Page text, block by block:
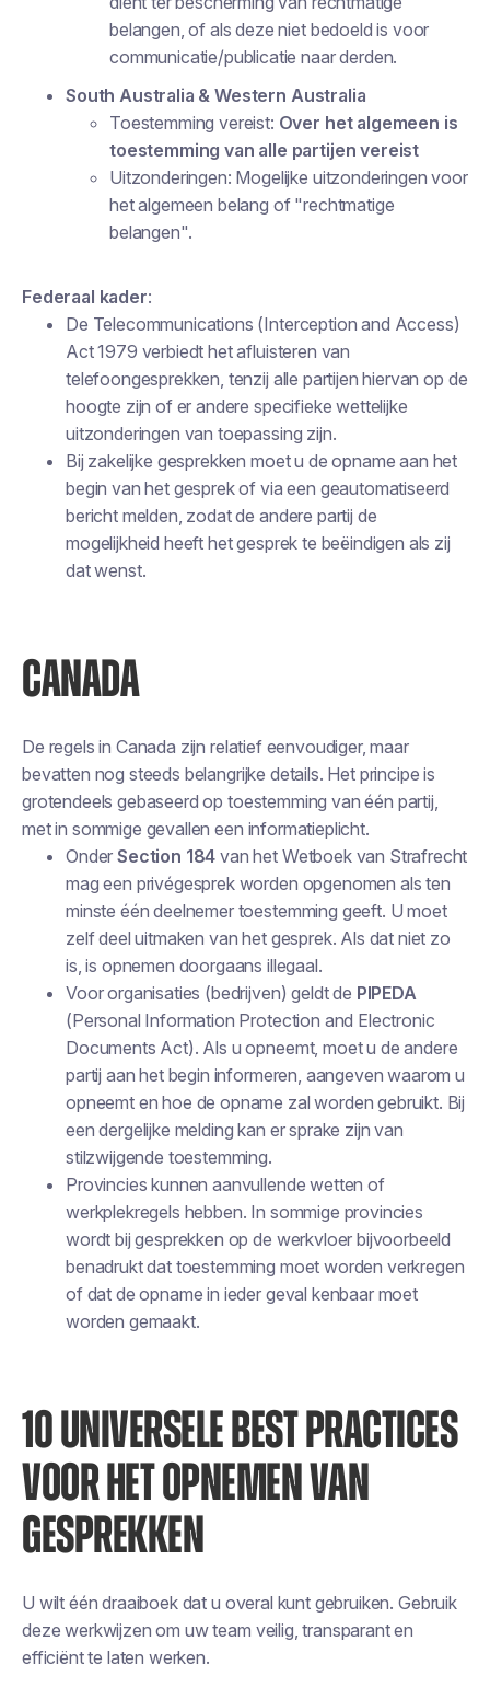
belangen, of als deze niet bedoeld is voor
communicatie/publicatie naar derden.
South Australia & Western Australia
Toestemming vereist: Over het algemeen is
toestemming van alle partijen vereist
Uitzonderingen: Mogelijke uitzonderingen voor
het algemeen belang of "rechtmatige
belangen".
Federaal kader:
De Telecommunications (Interception and Access)
Act 1979 verbiedt het afluisteren van
telefoongesprekken, tenzij alle partijen hiervan op de
hoogte zijn of er andere specifieke wettelijke
uitzonderingen van toepassing zijn.
Bij zakelijke gesprekken moet u de opname aan het
begin van het gesprek of via een geautomatiseerd
bericht melden, zodat de andere partij de
mogelijkheid heeft het gesprek te beëindigen als zij
dat wenst.
CANADA
De regels in Canada zijn relatief eenvoudiger, maar
bevatten nog steeds belangrijke details. Het principe is
grotendeels gebaseerd op toestemming van één partij,
met in sommige gevallen een informatieplicht.
OnderSection 184 van het Wetboek van Strafrecht
mag een privégesprek worden opgenomen als ten
minste één deelnemer toestemming geeft. U moet
zelf deel uitmaken van het gesprek. Als dat niet zo
is, is opnemen doorgaans illegaal.
Voor organisaties (bedrijven) geldt de PIPEDA
(Personal Information Protection and Electronic
Documents Act). Als u opneemt, moet u de andere
partij aan het begin informeren, aangeven waarom u
opneemt en hoe de opname zal worden gebruikt. Bij
een dergelijke melding kan er sprake zijn van
stilzwijgende toestemming.
Provincies kunnen aanvullende wetten of
werkplekregels hebben. In sommige provincies
wordt bij gesprekken op de werkvloer bijvoorbeeld
benadrukt dat toestemming moet worden verkregen
of dat de opname in ieder geval kenbaar moet
worden gemaakt.
10 UNIVERSELE BEST PRACTICES
VOOR HET OPNEMEN VAN
GESPREKKEN
U wilt één draaiboek dat u overal kunt gebruiken. Gebruik
deze werkwijzen om uw team veilig, transparant en
efficiënt te laten werken.